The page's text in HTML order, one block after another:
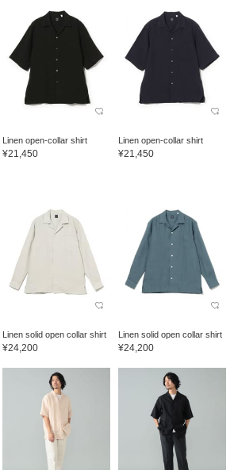
Linen open-collar shirt
¥21,450
Linen open-collar shirt
¥21,450
Linen solid open collar shirt
¥24,200
Linen solid open collar shirt
¥24,200